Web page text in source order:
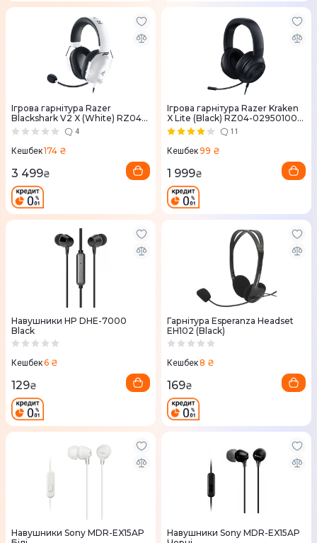
Ігрова гарнітура Razer
Blackshark V2 X (White) RZ04-
03240700-R3M1
4
Кешбек174 ₴
3 499₴
Ігрова гарнітура Razer Kraken
X Lite (Black) RZ04-02950100-
R381
11
Кешбек99 ₴
1 999₴
Навушники HP DHE-7000
Black
Кешбек6 ₴
129₴
Гарнітура Esperanza Headset
EH102 (Black)
Кешбек8 ₴
169₴
Навушники Sony MDR-EX15AP
Навушники Sony MDR-EX15AP